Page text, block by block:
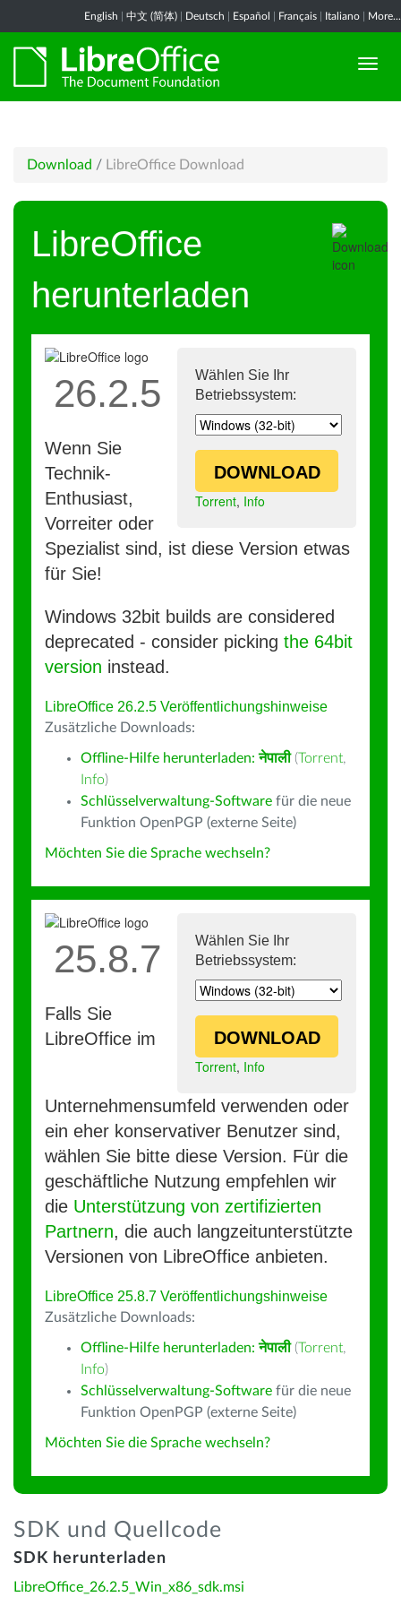
English 中文 (简体) Deutsch Español Français Italiano More...
Download / LibreOffice Download
LibreOffice
herunterladen
Wählen Sie Ihr
Betriebssystem:
DOWNLOAD
Torrent, Info
26.2.5
Wenn Sie
Technik-
Enthusiast,
Vorreiter oder
Spezialist sind, ist diese Version etwas
für Sie!
Windows 32bit builds are considered
deprecated - consider picking the 64bit
version instead.
LibreOffice 26.2.5 Veröffentlichungshinweise
Zusätzliche Downloads:
Offline-Hilfe herunterladen:नेपाली (Torrent,
Info)
Schlüsselverwaltung-Software für die neue
Funktion OpenPGP (externe Seite)
Möchten Sie die Sprache wechseln?
Wählen Sie Ihr
Betriebssystem:
DOWNLOAD
Torrent, Info
25.8.7
Falls Sie
LibreOffice im
Unternehmensumfeld verwenden oder
ein eher konservativer Benutzer sind,
wählen Sie bitte diese Version. Für die
geschäftliche Nutzung empfehlen wir
die Unterstützung von zertifizierten
Partnern, die auch langzeitunterstützte
Versionen von LibreOffice anbieten.
LibreOffice 25.8.7 Veröffentlichungshinweise
Zusätzliche Downloads:
Offline-Hilfe herunterladen:नेपाली (Torrent,
Info)
Schlüsselverwaltung-Software für die neue
Funktion OpenPGP (externe Seite)
Möchten Sie die Sprache wechseln?
SDK und Quellcode
SDK herunterladen
LibreOffice_26.2.5_Win_x86_sdk.msi